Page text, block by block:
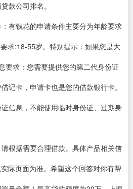
款公司排名。
有钱花的申请条件主要分为年龄要求
求:18-55岁。特别提示：如果您是大
要求：您需要提供您的第二代身份证
记卡，申请卡也是您的借款银行卡。
信息，不能使用临时身份证、过期身
根据需要合理借款。具体产品相关信
际页面为准。希望这个回答对你有帮